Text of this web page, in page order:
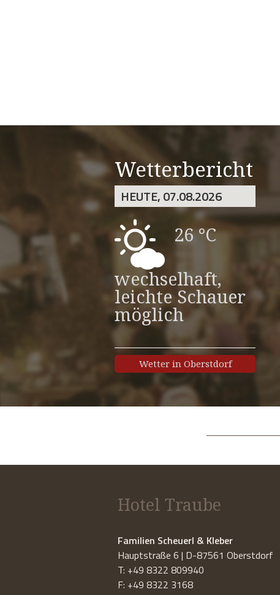
Wetterbericht
HEUTE, 07.08.2026
26 °C
wechselhaft,
leichte Schauer
möglich
Wetter in Oberstdorf
Hotel Traube
Familien Scheuerl & Kleber
Hauptstraße 6 | D-87561 Oberstdorf
T: +49 8322 809940
F: +49 8322 3168